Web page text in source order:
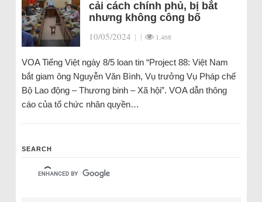
cải cách chính phủ, bị bắt
nhưng không công bố
10/05/2024 | | 1.468
VOA Tiếng Việt ngày 8/5 loan tin “Project 88: Việt Nam
bắt giam ông Nguyễn Văn Bình, Vụ trưởng Vụ Pháp chế
Bộ Lao động – Thương binh – Xã hội”. VOA dẫn thông
cáo của tổ chức nhân quyền…
SEARCH